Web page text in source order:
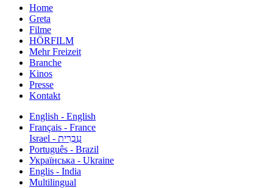
Home
Greta
Filme
HÖRFILM
Mehr Freizeit
Branche
Kinos
Presse
Kontakt
English - English
Français - France
עִבְרִית - Israel
Português - Brazil
Українська - Ukraine
Englis - India
Multilingual